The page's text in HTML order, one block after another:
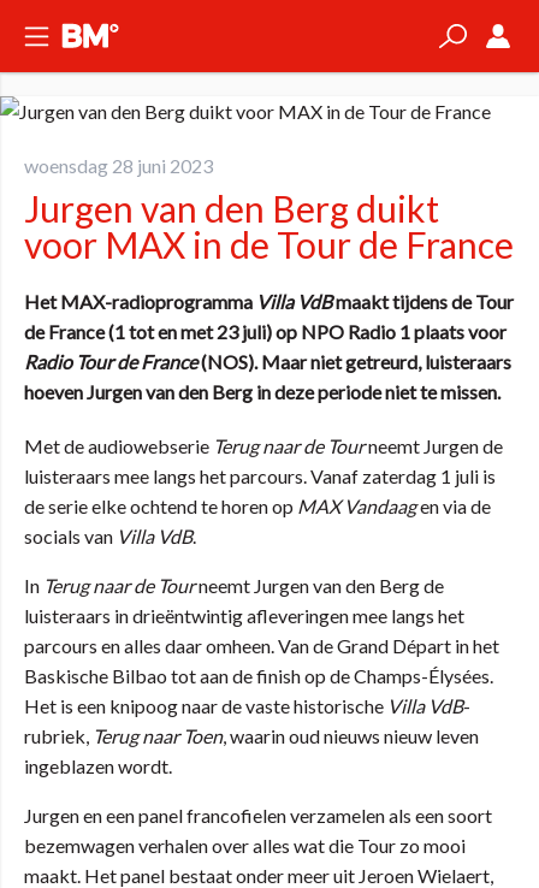
woensdag 28 juni 2023
Jurgen van den Berg duikt
voor MAX in de Tour de France
Het MAX-radioprogramma Villa VdBmaakt tijdens de Tour
de France (1 tot en met 23 juli) op NPO Radio 1 plaats voor
Radio Tour de France(NOS). Maar niet getreurd, luisteraars
hoeven Jurgen van den Berg in deze periode niet te missen.
Met de audiowebserie Terug naar de Tourneemt Jurgen de
luisteraars mee langs het parcours. Vanaf zaterdag 1 juli is
de serie elke ochtend te horen op MAX Vandaagen via de
socials van Villa VdB.
In Terug naar de Tourneemt Jurgen van den Berg de
luisteraars in drieëntwintig afleveringen mee langs het
parcours en alles daar omheen. Van de Grand Départ in het
Baskische Bilbao tot aan de finish op de Champs-Élysées.
Het is een knipoog naar de vaste historische Villa VdB-
rubriek, Terug naar Toen, waarin oud nieuws nieuw leven
ingeblazen wordt.
Jurgen en een panel francofielen verzamelen als een soort
bezemwagen verhalen over alles wat die Tour zo mooi
maakt. Het panel bestaat onder meer uit Jeroen Wielaert,